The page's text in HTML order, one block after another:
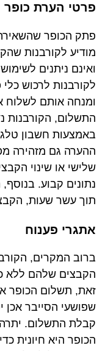
פרטי הערת כופר
מודיע לקורבנות
ואינם ניתנים
ומנחה אותם לשלוח
התשלום, הקורבנות
ההערה גם מזהירה
שלישי או שינוי
נתונים קבוע.
תוך עשר שעות,
אתגרי פענוח
ברוב המקרים,
הקבצים שלהם ללא
זאת, תשלום הכופר
שפושעי הסייבר אכן
קבלת התשלום.
הכופר היא חיונית